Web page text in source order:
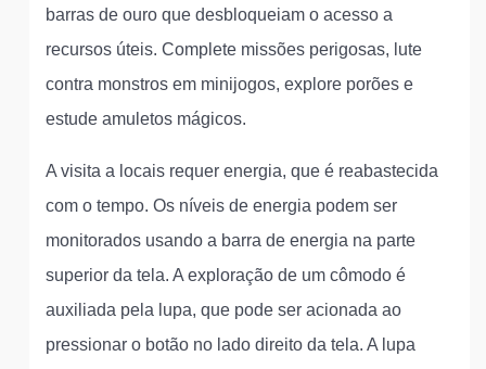
barras de ouro que desbloqueiam o acesso a
recursos úteis. Complete missões perigosas, lute
contra monstros em minijogos, explore porões e
estude amuletos mágicos.
A visita a locais requer energia, que é reabastecida
com o tempo. Os níveis de energia podem ser
monitorados usando a barra de energia na parte
superior da tela. A exploração de um cômodo é
auxiliada pela lupa, que pode ser acionada ao
pressionar o botão no lado direito da tela. A lupa